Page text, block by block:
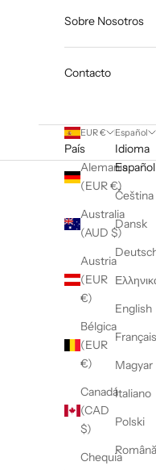
Sobre Nosotros
Contacto
EUR €
País
Alemania
(EUR €)
Australia
(AUD $)
Austria
(EUR
€)
Bélgica
(EUR
€)
Canadá
(CAD
$)
Chequia
Español
Idioma
Español
Čeština
Dansk
English
Français
Magyar
Italiano
Polski
Română